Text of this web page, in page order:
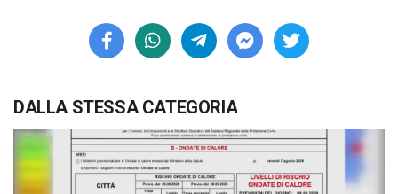
DALLA STESSA CATEGORIA